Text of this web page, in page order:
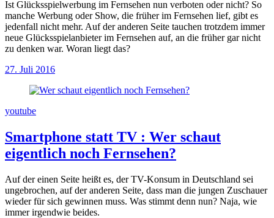
Ist Glücksspielwerbung im Fernsehen nun verboten oder nicht? So
manche Werbung oder Show, die früher im Fernsehen lief, gibt es
jedenfall nicht mehr. Auf der anderen Seite tauchen trotzdem immer
neue Glücksspielanbieter im Fernsehen auf, an die früher gar nicht
zu denken war. Woran liegt das?
27. Juli 2016
youtube
Smartphone statt TV : Wer schaut
eigentlich noch Fernsehen?
Auf der einen Seite heißt es, der TV-Konsum in Deutschland sei
ungebrochen, auf der anderen Seite, dass man die jungen Zuschauer
wieder für sich gewinnen muss. Was stimmt denn nun? Naja, wie
immer irgendwie beides.